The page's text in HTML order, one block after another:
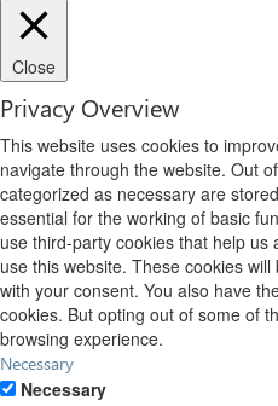
Close
Privacy Overview
This website uses cookies to
navigate through the website. Out
categorized as necessary are
essential for the working of basic
use third-party cookies that help
use this website. These cookies
with your consent. You also have
cookies. But opting out of some of
browsing experience.
Necessary
Necessary